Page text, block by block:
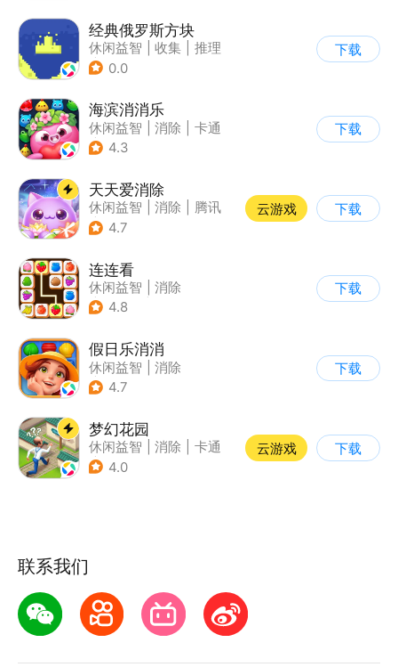
经典俄罗斯方块
休闲益智 收集
推理
| 古风
0.0
下载
海滨消消乐
休闲益智 消除
卡通
| 乐元素
4.3
下载
天天爱消除
休闲益智 消除
腾讯
| 单机
4.7
云游戏 下载
连连看
休闲益智
消除
| 多比特
4.8
下载
假日乐消消
休闲益智
消除
| 乐元素
4.7
下载
梦幻花园
休闲益智 消除
卡通
| 创梦天地
4.0
云游戏 下载
联系我们